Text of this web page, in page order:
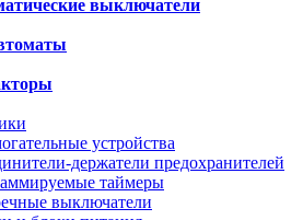
выключатели
устройства
держатели предохранителей
таймеры
выключатели